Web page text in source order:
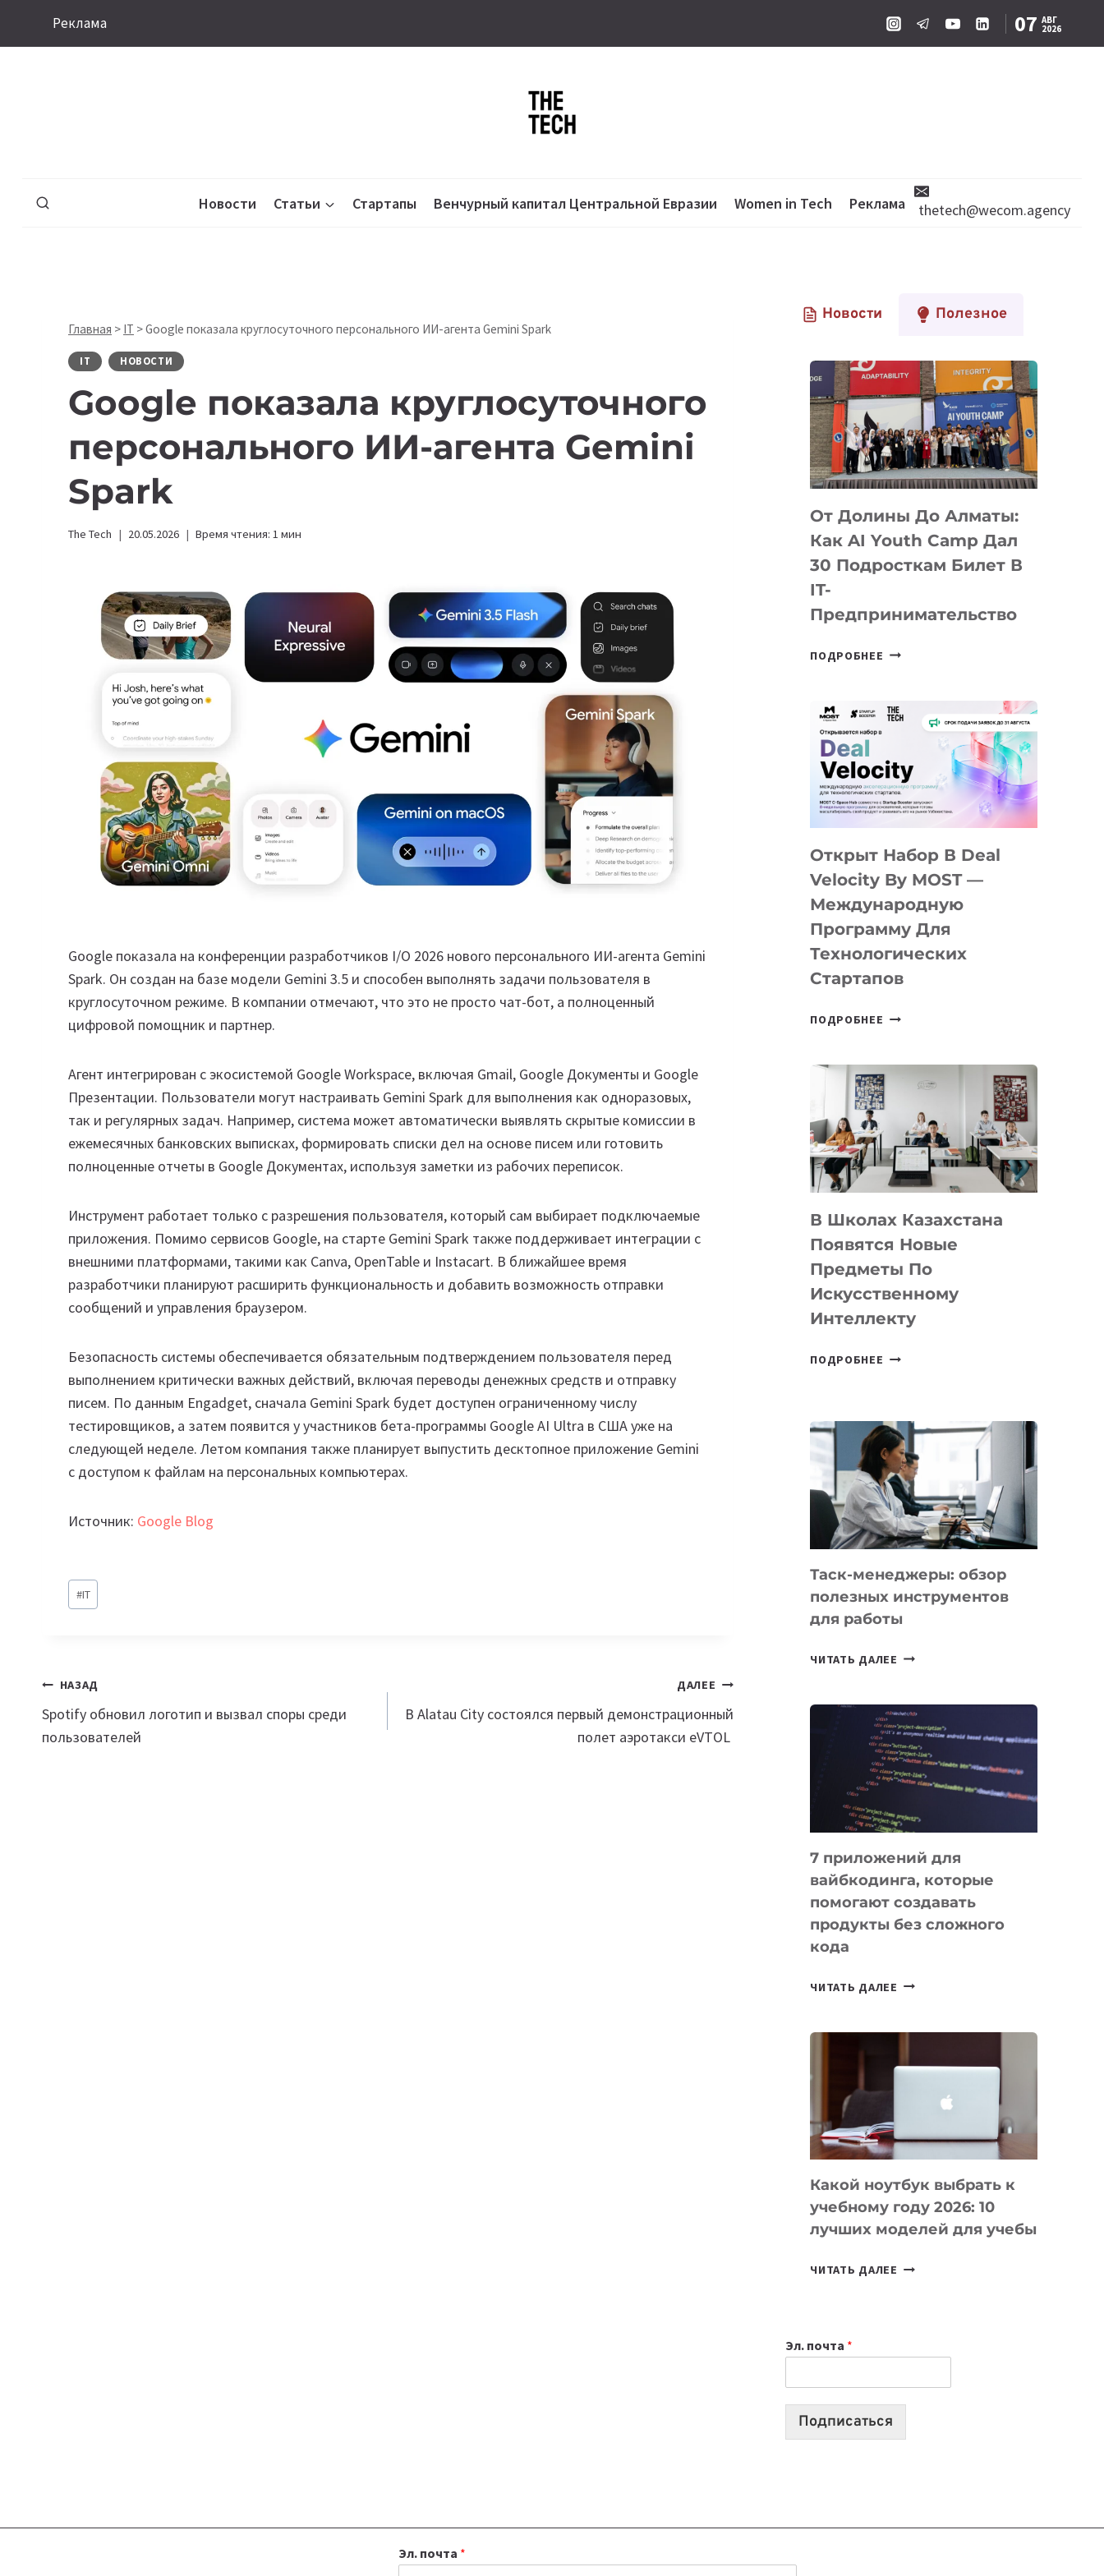
Реклама 07 АВГ
2026
Новости Статьи Стартапы Венчурный капитал Центральной Евразии Women in Tech Реклама thetech@wecom.agency
Главная > IT >Google показала круглосуточного персонального ИИ-агента Gemini Spark
IT НОВОСТИ
Google показала круглосуточного
персонального ИИ-агента Gemini
Spark
The Tech 20.05.2026 Время чтения: 1 мин
Google показала на конференции разработчиков I/O 2026 нового персонального ИИ-агента Gemini
Spark. Он создан на базе модели Gemini 3.5 и способен выполнять задачи пользователя в
круглосуточном режиме. В компании отмечают, что это не просто чат-бот, а полноценный
цифровой помощник и партнер.
Агент интегрирован с экосистемой Google Workspace, включая Gmail, Google Документы и Google
Презентации. Пользователи могут настраивать Gemini Spark для выполнения как одноразовых,
так и регулярных задач. Например, система может автоматически выявлять скрытые комиссии в
ежемесячных банковских выписках, формировать списки дел на основе писем или готовить
полноценные отчеты в Google Документах, используя заметки из рабочих переписок.
Инструмент работает только с разрешения пользователя, который сам выбирает подключаемые
приложения. Помимо сервисов Google, на старте Gemini Spark также поддерживает интеграции с
внешними платформами, такими как Canva, OpenTable и Instacart. В ближайшее время
разработчики планируют расширить функциональность и добавить возможность отправки
сообщений и управления браузером.
Безопасность системы обеспечивается обязательным подтверждением пользователя перед
выполнением критически важных действий, включая переводы денежных средств и отправку
писем. По данным Engadget, сначала Gemini Spark будет доступен ограниченному числу
тестировщиков, а затем появится у участников бета-программы Google AI Ultra в США уже на
следующей неделе. Летом компания также планирует выпустить десктопное приложение Gemini
с доступом к файлам на персональных компьютерах.
Источник: Google Blog
Метки
записи:
#IT
Навигация
по
НАЗАД
Spotify обновил логотип и вызвал споры среди
пользователей
ДАЛЕЕ
В Alatau City состоялся первый демонстрационный
полет аэротакси eVTOL
Новости Полезное
От Долины До Алматы:
Как AI Youth Camp Дал
30 Подросткам Билет В
IT-
Предпринимательство
ПОДРОБНЕЕ ОТ
АЛМАТЫ:
YOUTH
CAMP
ДАЛ
ПОДРОСТКАМ
БИЛЕТ
IT-
ПРЕДПРИНИМАТЕЛЬСТВО
Открыт Набор В Deal
Velocity By MOST —
Международную
Программу Для
Технологических
Стартапов
ПОДРОБНЕЕ ОТКРЫТ
DEAL
VELOCITY
MOST
—
МЕЖДУНАРОДНУЮ
ДЛЯ
ТЕХНОЛОГИЧЕСКИХ
СТАРТАПОВ
В Школах Казахстана
Появятся Новые
Предметы По
Искусственному
Интеллекту
ПОДРОБНЕЕ
НОВЫЕ
ПРЕДМЕТЫ
ПО
ИСКУССТВЕННОМУ
ИНТЕЛЛЕКТУ
Таск-менеджеры: обзор
полезных инструментов
для работы
ЧИТАТЬ ДАЛЕЕ ТАСК-
ПОЛЕЗНЫХ
ИНСТРУМЕНТОВ
ДЛЯ
РАБОТЫ
7 приложений для
вайбкодинга, которые
помогают создавать
продукты без сложного
кода
ЧИТАТЬ ДАЛЕЕ
КОТОРЫЕ
СОЗДАВАТЬ
БЕЗ
КОДА
Какой ноутбук выбрать к
учебному году 2026: 10
лучших моделей для учебы
ЧИТАТЬ ДАЛЕЕ КАКОЙ
2026:
10
Эл. почта *
Подписаться
Эл. почта *